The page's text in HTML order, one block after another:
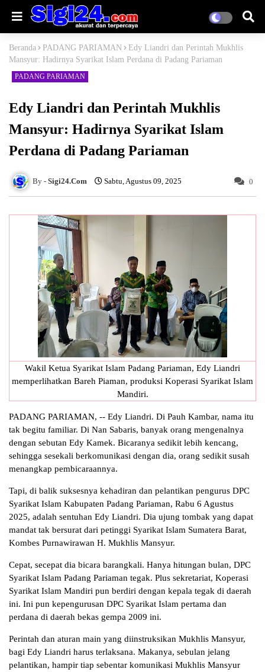
Beranda PADANG PARIAMAN
Edy Liandri dan Perintah Mukhlis
Mansyur: Hadirnya Syarikat Islam Perdana di Padang Pariaman
PADANG PARIAMAN
Edy Liandri dan Perintah Mukhlis
Mansyur: Hadirnya Syarikat Islam
Perdana di Padang Pariaman
Sigi24.Com Sabtu, Agustus 09, 2025 0
Wakil Ketua Syarikat Islam Padang Pariaman, Edy Liandri
memperlihatkan Bareh Piaman, produksi Koperasi Syarikat Islam
Mandiri.
PADANG PARIAMAN, -- Edy Liandri. Di Pauh Kambar, nama itu
tak begitu familiar. Di Nan Sabaris, banyak orang mengenalnya
dengan sebutan Edy Kamek. Bicaranya sedikit lebih kencang,
sehingga sesekali berkomunikasi dengan dia, orang sedikit susah
menangkap pembicaraannya.
Tapi, di balik suksesnya kehadiran dan pelantikan pengurus DPC
Syarikat Islam Kabupaten Padang Pariaman, Rabu 6 Agustus
2025, adalah sentuhan Edy Liandri. Dia ujung tombak yang dapat
mandat tak bersurat dari petinggi Syarikat Islam Sumatera Barat,
Kombes Purnawirawan H. Mukhlis Mansyur.
Cepat, secepat dia bicara barangkali. Hanya hitungan bulan, DPC
Syarikat Islam Padang Pariaman tegak. Plus sekretariat, Koperasi
Syarikat Islam Mandiri pun berdiri dengan kepala tegak di daerah
ini. Ini pun kepengurusan DPC Syarikat Islam pertama dan
perdana di daerah bekas gempa 2009 ini.
Perintah dan aturan main yang diinstruksikan Mukhlis Mansyur,
bagi Edy Liandri harus terlaksana. Makanya, sebulan jelang
pelantikan, hampir tiap sebentar komunikasi Mukhlis Mansyur